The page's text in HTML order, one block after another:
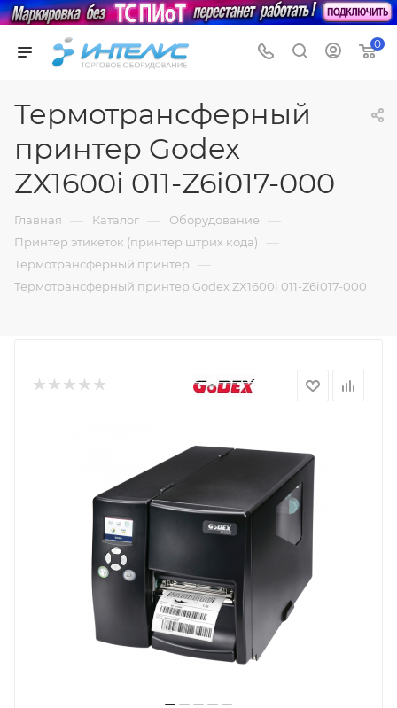
0
Термотрансферный
принтер Godex
ZX1600i 011-Z6i017-000
Главная — Каталог — Оборудование —
Принтер этикеток (принтер штрих кода) —
Термотрансферный принтер —
Термотрансферный принтер Godex ZX1600i 011-Z6i017-000